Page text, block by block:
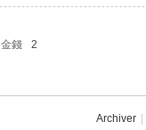
金錢
2
Archiver